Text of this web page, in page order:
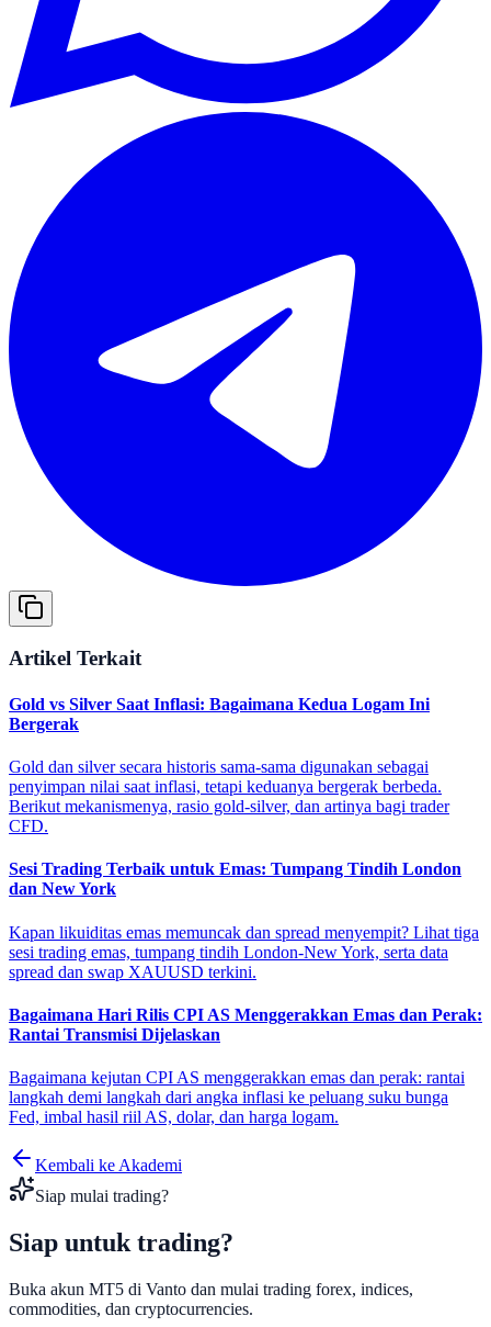
Artikel Terkait
Gold vs Silver Saat Inflasi: Bagaimana Kedua Logam Ini
Bergerak
Gold dan silver secara historis sama-sama digunakan sebagai
penyimpan nilai saat inflasi, tetapi keduanya bergerak berbeda.
Berikut mekanismenya, rasio gold-silver, dan artinya bagi trader
CFD.
Sesi Trading Terbaik untuk Emas: Tumpang Tindih London
dan New York
Kapan likuiditas emas memuncak dan spread menyempit? Lihat tiga
sesi trading emas, tumpang tindih London-New York, serta data
spread dan swap XAUUSD terkini.
Bagaimana Hari Rilis CPI AS Menggerakkan Emas dan Perak:
Rantai Transmisi Dijelaskan
Bagaimana kejutan CPI AS menggerakkan emas dan perak: rantai
langkah demi langkah dari angka inflasi ke peluang suku bunga
Fed, imbal hasil riil AS, dolar, dan harga logam.
Kembali ke Akademi
Siap mulai trading?
Siap untuk trading?
Buka akun MT5 di Vanto dan mulai trading forex, indices,
commodities, dan cryptocurrencies.